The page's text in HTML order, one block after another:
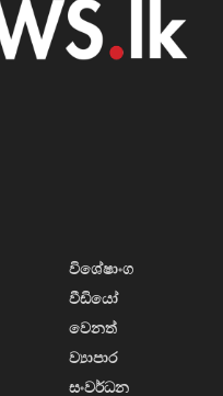
විශේෂාංග
වීඩියෝ
වෙනත්
ව්‍යාපාර
සංවර්ධන